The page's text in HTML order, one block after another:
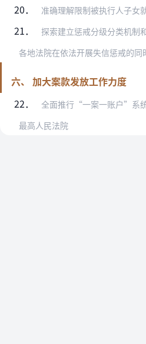
20．
准确理解限制被执行人子女就读高收费学校。限制被执行人子女就读高收费学校，是指限制
21． 探索建立惩戒分级分类机制和守信激励机制。各地法院可以结合工作实际，积极探索根据案
六、 加大案款发放工作力度
22．
全面推行“一案一账户”系统。案款到账后且无争议的，人民法院应当按照规定在一个月内及
最高人民法院